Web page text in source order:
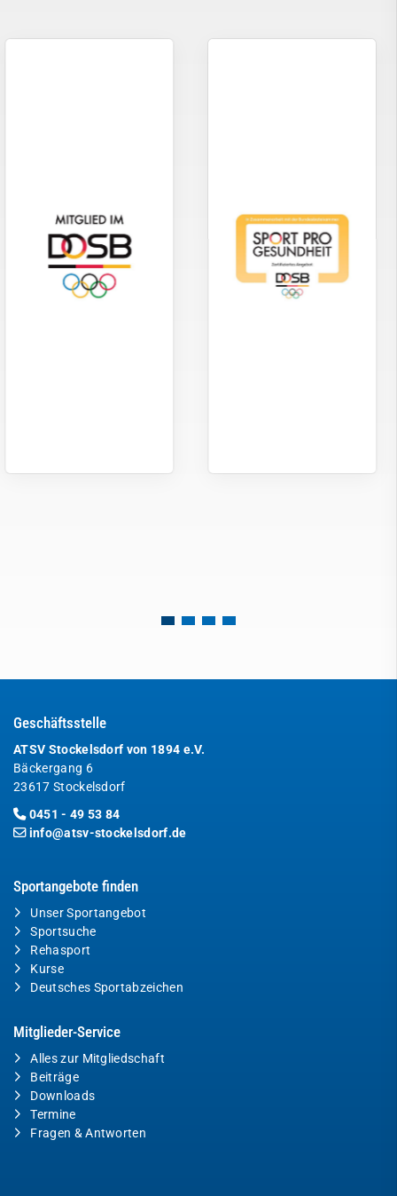
Geschäftsstelle
ATSV Stockelsdorf von 1894 e.V.
Bäckergang 6
23617 Stockelsdorf
0451 - 49 53 84
info@atsv-stockelsdorf.de
Sportangebote finden
Unser Sportangebot
Sportsuche
Rehasport
Kurse
Deutsches Sportabzeichen
Mitglieder-Service
Alles zur Mitgliedschaft
Beiträge
Downloads
Termine
Fragen & Antworten